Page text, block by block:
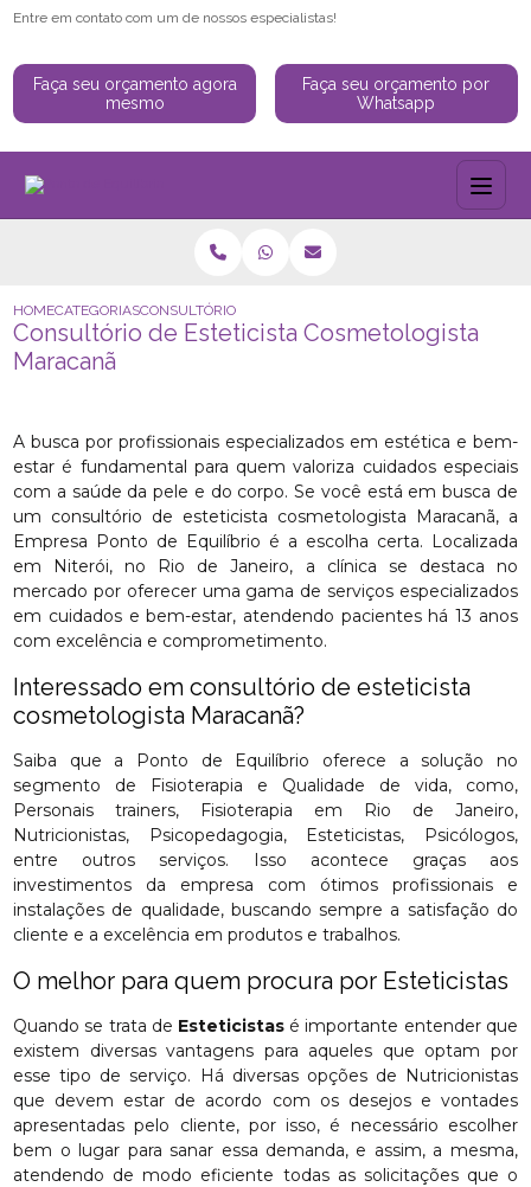
Entre em contato com um de nossos especialistas!
Faça seu orçamento agora
mesmo
Faça seu orçamento por
Whatsapp
HOMECATEGORIASCONSULTÓRIO DE ESTETICISTA COSMETOLOGISTA
Consultório de Esteticista Cosmetologista
Maracanã
A busca por profissionais especializados em estética e bem-
estar é fundamental para quem valoriza cuidados especiais
com a saúde da pele e do corpo. Se você está em busca de
um consultório de esteticista cosmetologista Maracanã, a
Empresa Ponto de Equilíbrio é a escolha certa. Localizada
em Niterói, no Rio de Janeiro, a clínica se destaca no
mercado por oferecer uma gama de serviços especializados
em cuidados e bem-estar, atendendo pacientes há 13 anos
com excelência e comprometimento.
Interessado em consultório de esteticista
cosmetologista Maracanã?
Saiba que a Ponto de Equilíbrio oferece a solução no
segmento de Fisioterapia e Qualidade de vida, como,
Personais trainers, Fisioterapia em Rio de Janeiro,
Nutricionistas, Psicopedagogia, Esteticistas, Psicólogos,
entre outros serviços. Isso acontece graças aos
investimentos da empresa com ótimos profissionais e
instalações de qualidade, buscando sempre a satisfação do
cliente e a excelência em produtos e trabalhos.
O melhor para quem procura por Esteticistas
Quando se trata de Esteticistas é importante entender que
existem diversas vantagens para aqueles que optam por
esse tipo de serviço. Há diversas opções de Nutricionistas
que devem estar de acordo com os desejos e vontades
apresentadas pelo cliente, por isso, é necessário escolher
bem o lugar para sanar essa demanda, e assim, a mesma,
atendendo de modo eficiente todas as solicitações que o